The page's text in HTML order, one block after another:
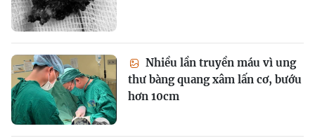
Nhiều lần truyền máu vì ung
thư bàng quang xâm lấn cơ, bướu
hơn 10cm